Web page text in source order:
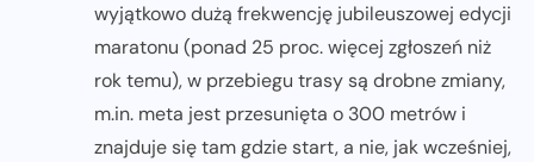
wyjątkowo dużą frekwencję jubileuszowej edycji
maratonu (ponad 25 proc. więcej zgłoszeń niż
rok temu), w przebiegu trasy są drobne zmiany,
m.in. meta jest przesunięta o 300 metrów i
znajduje się tam gdzie start, a nie, jak wcześniej,